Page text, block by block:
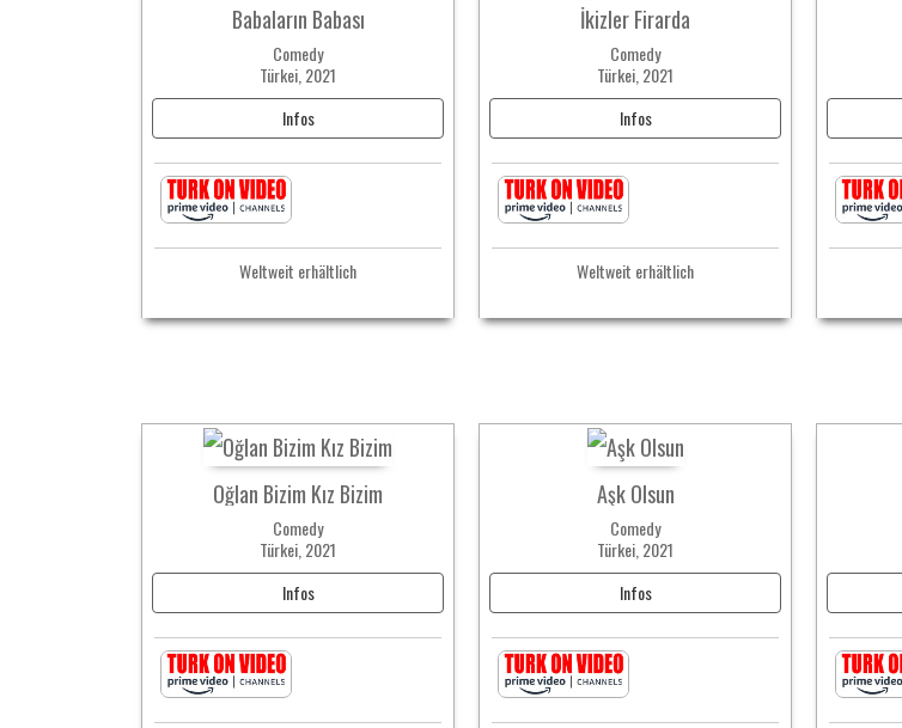
Babaların Babası
Comedy
Türkei, 2021
Infos
Weltweit erhältlich
İkizler Firarda
Comedy
Türkei, 2021
Infos
Weltweit erhältlich
Oğlan Bizim Kız Bizim
Comedy
Türkei, 2021
Infos
Aşk Olsun
Comedy
Türkei, 2021
Infos